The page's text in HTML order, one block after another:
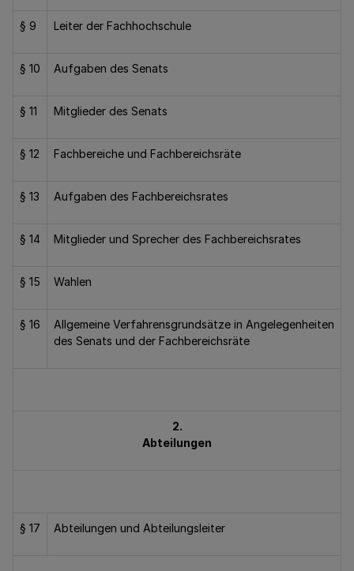
§ 9 Leiter der Fachhochschule
§ 10 Aufgaben des Senats
§ 11 Mitglieder des Senats
§ 12 Fachbereiche und Fachbereichsräte
§ 13 Aufgaben des Fachbereichsrates
§ 14 Mitglieder und Sprecher des Fachbereichsrates
§ 15 Wahlen
§ 16
Allgemeine Verfahrensgrundsätze in Angelegenheiten
des Senats und der Fachbereichsräte
2.
Abteilungen
§ 17 Abteilungen und Abteilungsleiter